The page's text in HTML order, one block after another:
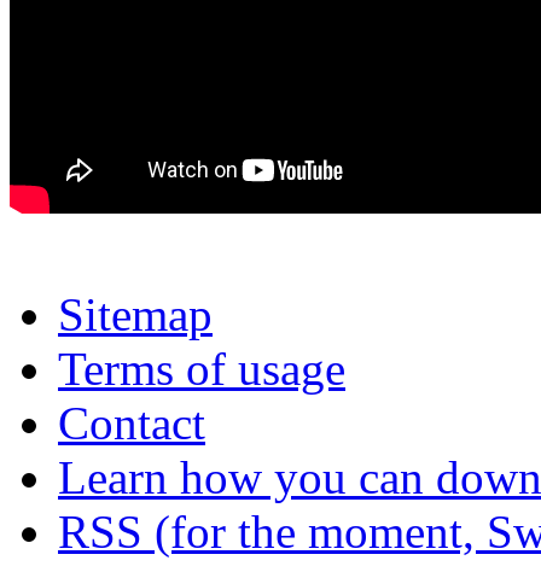
Sitemap
Terms of usage
Contact
Learn how you can
RSS (for the moment,